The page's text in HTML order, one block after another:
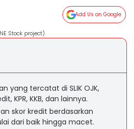
Add Us on Google
Stock project)
yang tercatat di SLIK OJK,
KPR, KKB, dan lainnya.
skor kredit berdasarkan
dari baik hingga macet.